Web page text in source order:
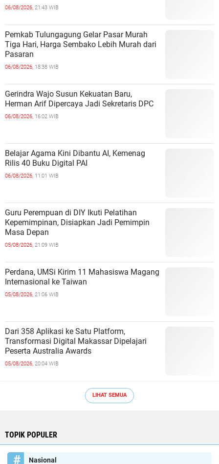
06/08/2026, 21:43 WIB
Pemkab Tulungagung Gelar Pasar Murah
Tiga Hari, Harga Sembako Lebih Murah dari
Pasaran
06/08/2026, 18:38 WIB
Gerindra Wajo Susun Kekuatan Baru,
Herman Arif Dipercaya Jadi Sekretaris DPC
06/08/2026, 16:02 WIB
Belajar Agama Kini Dibantu AI, Kemenag
Rilis 40 Buku Digital PAI
06/08/2026, 11:01 WIB
Guru Perempuan di DIY Ikuti Pelatihan
Kepemimpinan, Disiapkan Jadi Pemimpin
Masa Depan
05/08/2026, 21:09 WIB
Perdana, UMSi Kirim 11 Mahasiswa Magang
Internasional ke Taiwan
05/08/2026, 21:06 WIB
Dari 358 Aplikasi ke Satu Platform,
Transformasi Digital Makassar Dipelajari
Peserta Australia Awards
05/08/2026, 20:04 WIB
LIHAT SEMUA
TOPIK POPULER
Nasional